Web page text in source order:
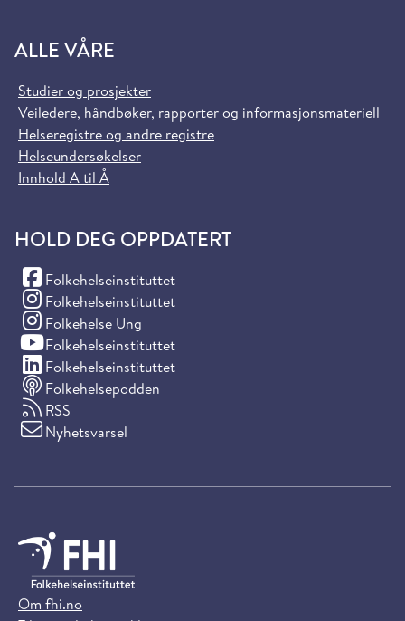
ALLE VÅRE
Studier og prosjekter
Veiledere, håndbøker, rapporter og informasjonsmateriell
Helseregistre og andre registre
Helseundersøkelser
Innhold A til Å
HOLD DEG OPPDATERT
Folkehelseinstituttet
(Facebook)
Folkehelseinstituttet
(Instagram)
Folkehelse Ung
(Instagram)
Folkehelseinstituttet
(YouTube)
Folkehelseinstituttet
(LinkedIn)
Folkehelsepodden
RSS
Nyhetsvarsel
Om fhi.no